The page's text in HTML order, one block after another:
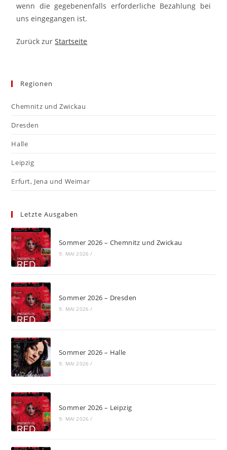
wenn die gegebenenfalls erforderliche Bezahlung bei
uns eingegangen ist.
Zurück zurStartseite
Regionen
Chemnitz und Zwickau
Dresden
Halle
Leipzig
Erfurt, Jena und Weimar
Letzte Ausgaben
Sommer 2026 – Chemnitz und Zwickau
9. MAI 2026 /
Sommer 2026 – Dresden
9. MAI 2026 /
Sommer 2026 – Halle
9. MAI 2026 /
Sommer 2026 – Leipzig
9. MAI 2026 /